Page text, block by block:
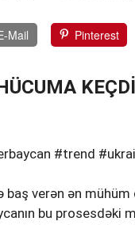
Mail Pinterest
#trend
verən ən
bu prosesdəki